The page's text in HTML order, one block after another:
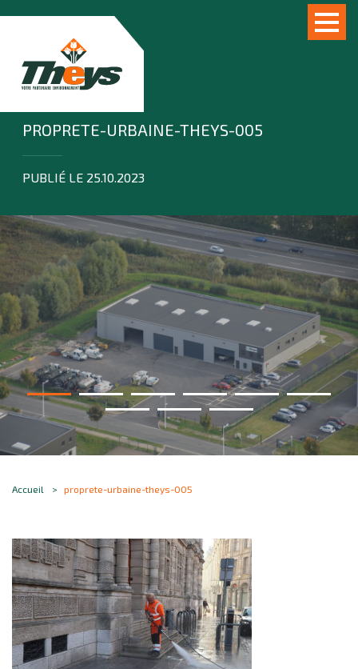
PROPRETE-URBAINE-THEYS-005
PUBLIÉ LE 25.10.2023
Accueil proprete-urbaine-theys-005